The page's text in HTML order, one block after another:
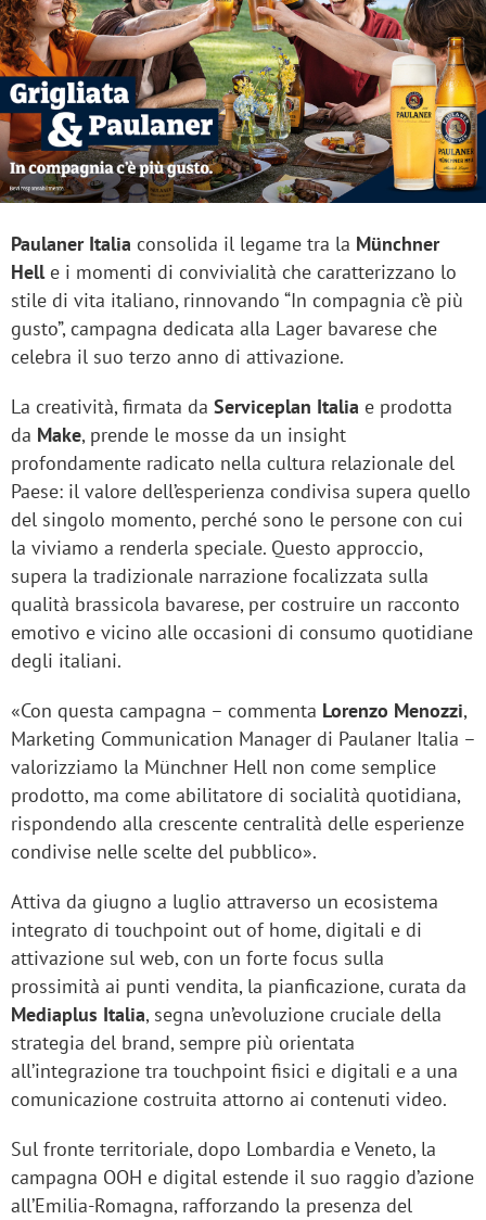
Paulaner Italia consolida il legame tra la Münchner
Helle i momenti di convivialità che caratterizzano lo
stile di vita italiano, rinnovando “In compagnia c’è più
gusto”, campagna dedicata alla Lager bavarese che
celebra il suo terzo anno di attivazione.
La creatività, firmata da Serviceplan Italia e prodotta
da Make, prende le mosse da un insight
profondamente radicato nella cultura relazionale del
Paese: il valore dell’esperienza condivisa supera quello
del singolo momento, perché sono le persone con cui
la viviamo a renderla speciale. Questo approccio,
supera la tradizionale narrazione focalizzata sulla
qualità brassicola bavarese, per costruire un racconto
emotivo e vicino alle occasioni di consumo quotidiane
degli italiani.
«Con questa campagna – commenta Lorenzo Menozzi,
Marketing Communication Manager di Paulaner Italia –
valorizziamo la Münchner Hell non come semplice
prodotto, ma come abilitatore di socialità quotidiana,
rispondendo alla crescente centralità delle esperienze
condivise nelle scelte del pubblico».
Attiva da giugno a luglio attraverso un ecosistema
integrato di touchpoint out of home, digitali e di
attivazione sul web, con un forte focus sulla
prossimità ai punti vendita, la pianficazione, curata da
Mediaplus Italia, segna un’evoluzione cruciale della
strategia del brand, sempre più orientata
all’integrazione tra touchpoint fisici e digitali e a una
comunicazione costruita attorno ai contenuti video.
Sul fronte territoriale, dopo Lombardia e Veneto, la
campagna OOH e digital estende il suo raggio d’azione
all’Emilia-Romagna, rafforzando la presenza del